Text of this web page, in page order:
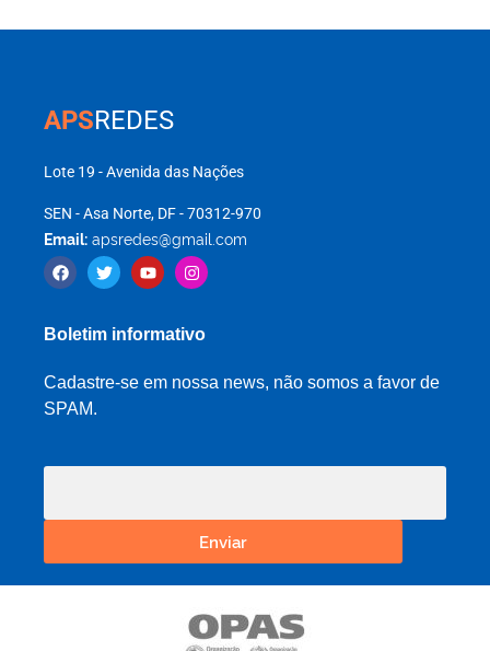
APSREDES
Lote 19 - Avenida das Nações
SEN - Asa Norte, DF - 70312-970
Email: apsredes@gmail.com
Boletim informativo
Cadastre-se em nossa news, não somos a favor de
SPAM.
Enviar